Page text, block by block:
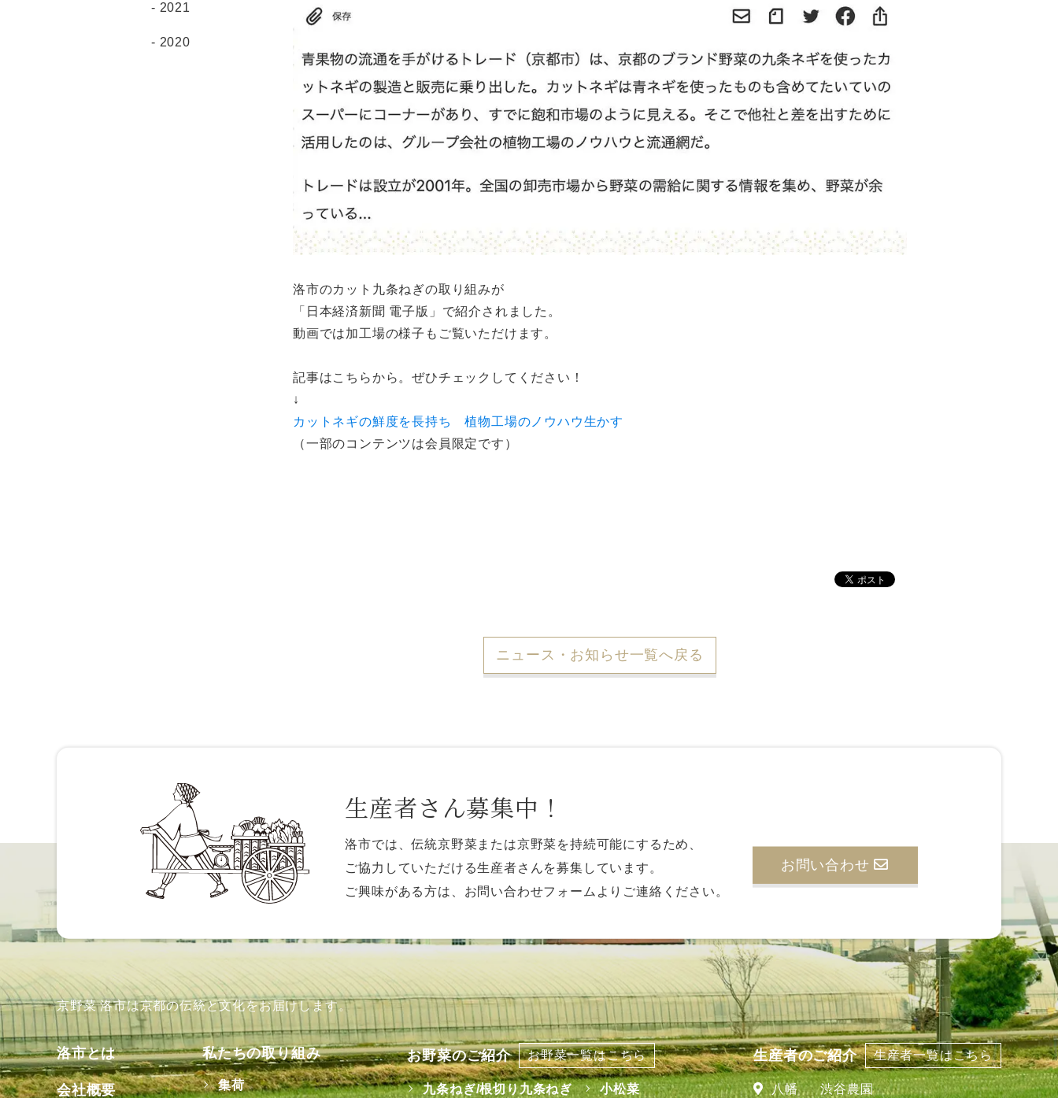
洛市のカット九条ねぎの取り組みが
「日本経済新聞 電子版」で紹介されました。
動画では加工場の様子もご覧いただけます。
記事はこちらから。ぜひチェックしてください！
↓
カットネギの鮮度を長持ち 植物工場のノウハウ生かす
（一部のコンテンツは会員限定です）
ニュース・お知らせ一覧へ戻る
2021
2020
生産者さん募集中！
洛市では、伝統京野菜または京野菜を持続可能にするため、
ご協力していただける生産者さんを募集しています。
ご興味がある方は、お問い合わせフォームよりご連絡ください。
お問い合わせ
京野菜 洛市は京都の伝統と文化をお届けします。
洛市とは
会社概要
私たちの取り組み
集荷
お野菜のご紹介 お野菜一覧はこちら
九条ねぎ/根切り九条ねぎ 小松菜
生産者のご紹介 生産者一覧はこちら
八幡 渋谷農園